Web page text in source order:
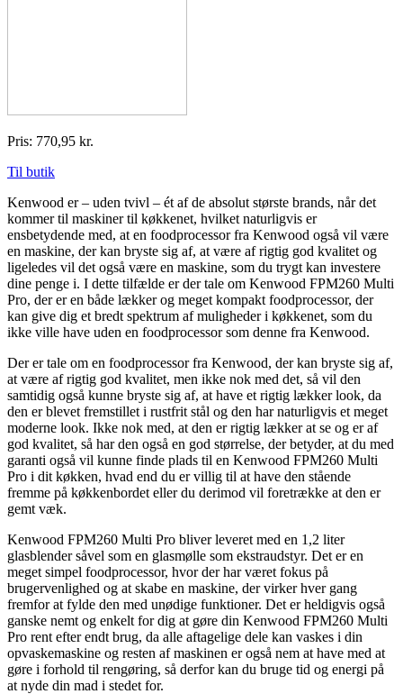
Pris: 770,95 kr.
Til butik
Kenwood er – uden tvivl – ét af de absolut største brands, når det
kommer til maskiner til køkkenet, hvilket naturligvis er
ensbetydende med, at en foodprocessor fra Kenwood også vil være
en maskine, der kan bryste sig af, at være af rigtig god kvalitet og
ligeledes vil det også være en maskine, som du trygt kan investere
dine penge i. I dette tilfælde er der tale om Kenwood FPM260 Multi
Pro, der er en både lækker og meget kompakt foodprocessor, der
kan give dig et bredt spektrum af muligheder i køkkenet, som du
ikke ville have uden en foodprocessor som denne fra Kenwood.
Der er tale om en foodprocessor fra Kenwood, der kan bryste sig af,
at være af rigtig god kvalitet, men ikke nok med det, så vil den
samtidig også kunne bryste sig af, at have et rigtig lækker look, da
den er blevet fremstillet i rustfrit stål og den har naturligvis et meget
moderne look. Ikke nok med, at den er rigtig lækker at se og er af
god kvalitet, så har den også en god størrelse, der betyder, at du med
garanti også vil kunne finde plads til en Kenwood FPM260 Multi
Pro i dit køkken, hvad end du er villig til at have den stående
fremme på køkkenbordet eller du derimod vil foretrække at den er
gemt væk.
Kenwood FPM260 Multi Pro bliver leveret med en 1,2 liter
glasblender såvel som en glasmølle som ekstraudstyr. Det er en
meget simpel foodprocessor, hvor der har været fokus på
brugervenlighed og at skabe en maskine, der virker hver gang
fremfor at fylde den med unødige funktioner. Det er heldigvis også
ganske nemt og enkelt for dig at gøre din Kenwood FPM260 Multi
Pro rent efter endt brug, da alle aftagelige dele kan vaskes i din
opvaskemaskine og resten af maskinen er også nem at have med at
gøre i forhold til rengøring, så derfor kan du bruge tid og energi på
at nyde din mad i stedet for.